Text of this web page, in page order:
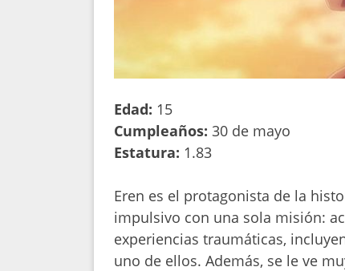
Edad: 15
Cumpleaños: 30 de mayo
Estatura: 1.83
Eren es el protagonista de la
impulsivo con una sola misión:
experiencias traumáticas,
uno de ellos. Además, se le ve